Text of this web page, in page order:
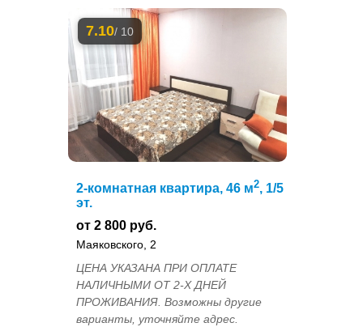
7.10/ 10
2-комнатная квартира, 46 м2, 1/5
эт.
от 2 800 руб.
Маяковского, 2
ЦЕНА УКАЗАНА ПРИ ОПЛАТЕ
НАЛИЧНЫМИ ОТ 2-Х ДНЕЙ
ПРОЖИВАНИЯ. Возможны другие
варианты, уточняйте адрес.